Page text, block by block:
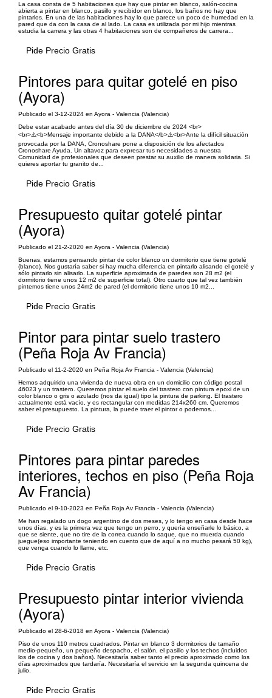
La casa consta de 5 habitaciones que hay que pintar en blanco, salón-cocina
abierta a pintar en blanco, pasillo y recibidor en blanco, los baños no hay que
pintarlos. En una de las habitaciones hay lo que parece un poco de humedad en la
pared que da con la casa de al lado. La casa es utilizada por mi hijo mientras
estudia la carrera y las otras 4 habitaciones son de compañeros de carrera...
Pide Precio Gratis
Pintores para quitar gotelé en piso
(Ayora)
Publicado el 3-12-2024 en Ayora - Valencia (Valencia)
Debe estar acabado antes del día 30 de diciembre de 2024 <br>
<br>⚠️<b>Mensaje importante debido a la DANA</b>⚠️<br>Ante la difícil situación
provocada por la DANA, Cronoshare pone a disposición de los afectados
Cronoshare Ayuda. Un altavoz para expresar tus necesidades a nuestra
Comunidad de profesionales que deseen prestar su auxilio de manera solidaria. Si
quieres aportar tu granito de...
Pide Precio Gratis
Presupuesto quitar gotelé pintar
(Ayora)
Publicado el 21-2-2020 en Ayora - Valencia (Valencia)
Buenas, estamos pensando pintar de color blanco un dormitorio que tiene gotelé
(blanco). Nos gustaría saber si hay mucha diferencia en pintarlo alisando el gotelé y
sólo pintarlo sin alisarlo. La superficie aproximada de paredes son 28 m2 (el
dormitorio tiene unos 12 m2 de superficie total). Otro cuarto que tal vez también
pintemos tiene unos 24m2 de pared (el dormitorio tiene unos 10 m2...
Pide Precio Gratis
Pintor para pintar suelo trastero
(Peña Roja Av Francia)
Publicado el 11-2-2020 en Peña Roja Av Francia - Valencia (Valencia)
Hemos adquirido una vivienda de nueva obra en un domicilio con código postal
46023 y un trastero. Queremos pintar el suelo del trastero con pintura epoxi de un
color blanco o gris o azulado (nos da igual) tipo la pintura de parking. El trastero
actualmente está vacío, y es rectangular con medidas 214x260 cm. Queremos
saber el presupuesto. La pintura, la puede traer el pintor o podemos...
Pide Precio Gratis
Pintores para pintar paredes
interiores, techos en piso (Peña Roja
Av Francia)
Publicado el 9-10-2023 en Peña Roja Av Francia - Valencia (Valencia)
Me han regalado un dogo argentino de dos meses, y lo tengo en casa desde hace
unos días, y es la primera vez que tengo un perro, y quería enseñarle lo básico, a
que se siente, que no tire de la correa cuando lo saque, que no muerda cuando
juegue(eso importante teniendo en cuento que de aquí a no mucho pesará 50 kg),
que venga cuando lo llame, etc.
Pide Precio Gratis
Presupuesto pintar interior vivienda
(Ayora)
Publicado el 28-6-2018 en Ayora - Valencia (Valencia)
Piso de unos 110 metros cuadrados. Pintar en blanco 3 dormitorios de tamaño
medio-pequeño, un pequeño despacho, el salón, el pasillo y los techos (incluidos
los de cocina y dos baños). Necesitaría saber tanto el precio aproximado como los
días aproximados que tardaría. Necesitaría el servicio en la segunda quincena de
julio.
Pide Precio Gratis